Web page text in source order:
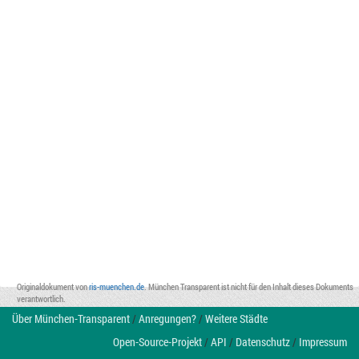
Originaldokument vonris-muenchen.de. München Transparent ist nicht für den Inhalt dieses Dokuments
verantwortlich.
Über München-Transparent/Anregungen?/Weitere Städte
Open-Source-Projekt/API / Datenschutz/ Impressum